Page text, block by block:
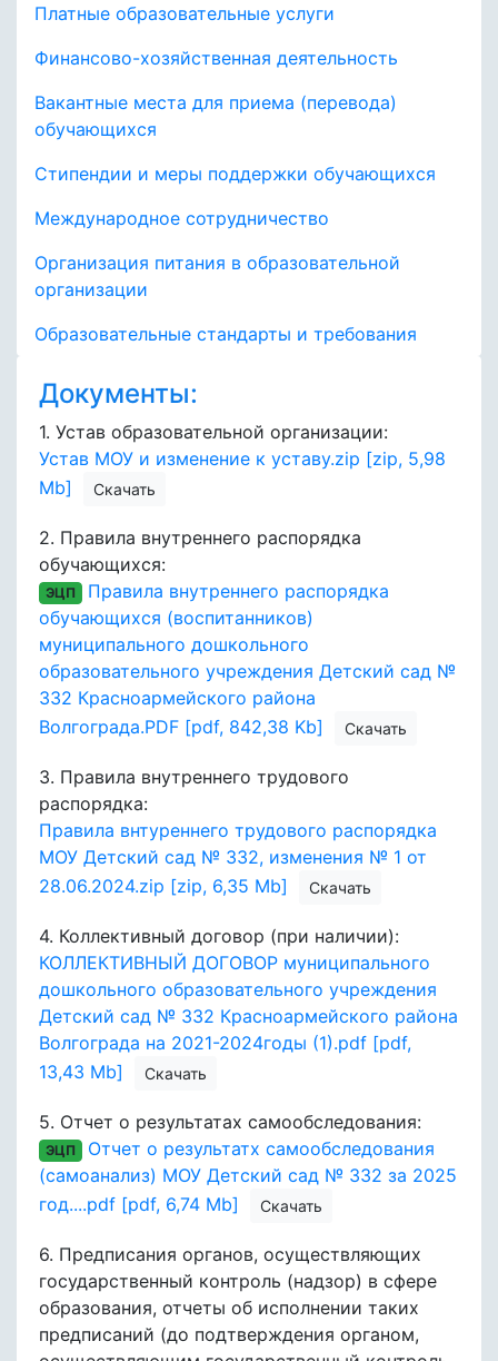
Платные образовательные услуги
Финансово-хозяйственная деятельность
Вакантные места для приема (перевода)
обучающихся
Стипендии и меры поддержки обучающихся
Международное сотрудничество
Организация питания в образовательной
организации
Образовательные стандарты и требования
Документы:
1. Устав образовательной организации:
Устав МОУ и изменение к уставу.zip [zip, 5,98
Mb]
Скачать
2. Правила внутреннего распорядка
обучающихся:
ЭЦП
Правила внутреннего распорядка
обучающихся (воспитанников)
муниципального дошкольного
образовательного учреждения Детский сад №
332 Красноармейского района
Волгограда.PDF [pdf, 842,38 Kb]
Скачать
3. Правила внутреннего трудового
распорядка:
Правила внтуреннего трудового распорядка
МОУ Детский сад № 332, изменения № 1 от
28.06.2024.zip [zip, 6,35 Mb]
Скачать
4. Коллективный договор (при наличии):
КОЛЛЕКТИВНЫЙ ДОГОВОР муниципального
дошкольного образовательного учреждения
Детский сад № 332 Красноармейского района
Волгограда на 2021-2024годы (1).pdf [pdf,
13,43 Mb]
Скачать
5. Отчет о результатах самообследования:
ЭЦП
Отчет о результатх самообследования
(самоанализ) МОУ Детский сад № 332 за 2025
год....pdf [pdf, 6,74 Mb]
Скачать
6. Предписания органов, осуществляющих
государственный контроль (надзор) в сфере
образования, отчеты об исполнении таких
предписаний (до подтверждения органом,